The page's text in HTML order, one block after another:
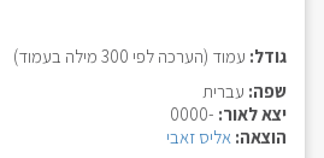
גודל: עמוד (הערכה לפי 300 מילה בעמוד)
שפה: עברית
יצא לאור: -0000
הוצאה: אליס זאבי